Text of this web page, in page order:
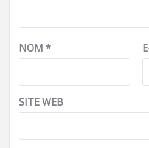
NOM *
SITE WEB